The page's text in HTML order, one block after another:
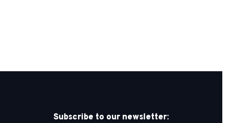
Subscribe to our newsletter: